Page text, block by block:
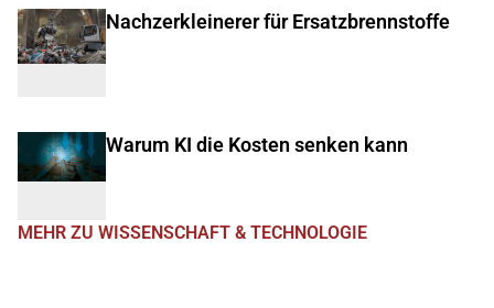
Nachzerkleinerer für Ersatzbrennstoffe
Warum KI die Kosten senken kann
MEHR ZU WISSENSCHAFT & TECHNOLOGIE